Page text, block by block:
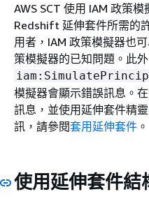
AWS SCT 使用 IAM 政策
Redshift 延伸套件所需的
用者，IAM 政策模擬器也
策模擬器的已知問題。此
模擬器會顯示錯誤訊息。
訊息，並使用延伸套件精
訊，請參閱套用延伸套件 。
使用延伸套件結